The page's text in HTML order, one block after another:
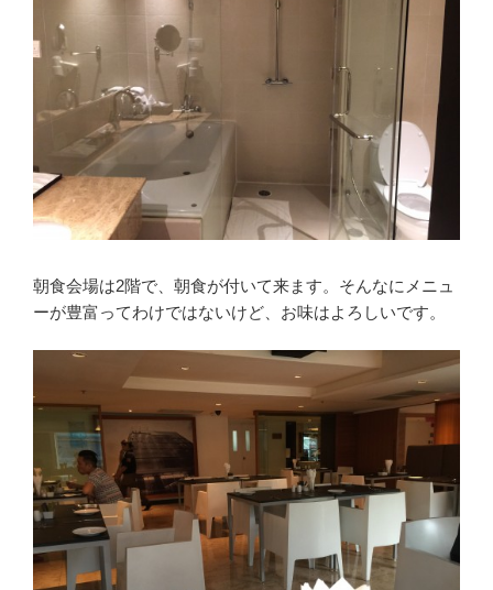
朝食会場は2階で、朝食が付いて来ます。そんなにメニュ
ーが豊富ってわけではないけど、お味はよろしいです。